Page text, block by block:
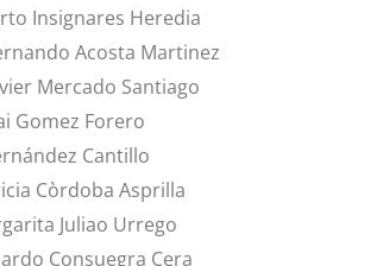
Insignares Heredia
Acosta Martinez
Mercado Santiago
Gomez Forero
Cantillo
Còrdoba Asprilla
Juliao Urrego
Consuegra Cera